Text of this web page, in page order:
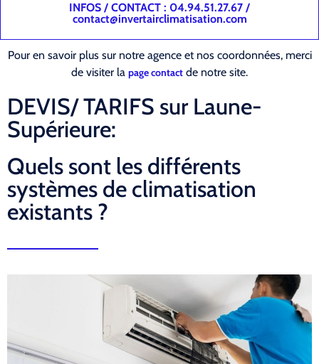
INFOS / CONTACT : 04.94.51.27.67 /
contact@invertairclimatisation.com
Pour en savoir plus sur notre agence et nos coordonnées, merci
de visiter la page contact de notre site.
DEVIS/ TARIFS sur Laune-
Supérieure:
Quels sont les différents
systèmes de climatisation
existants ?